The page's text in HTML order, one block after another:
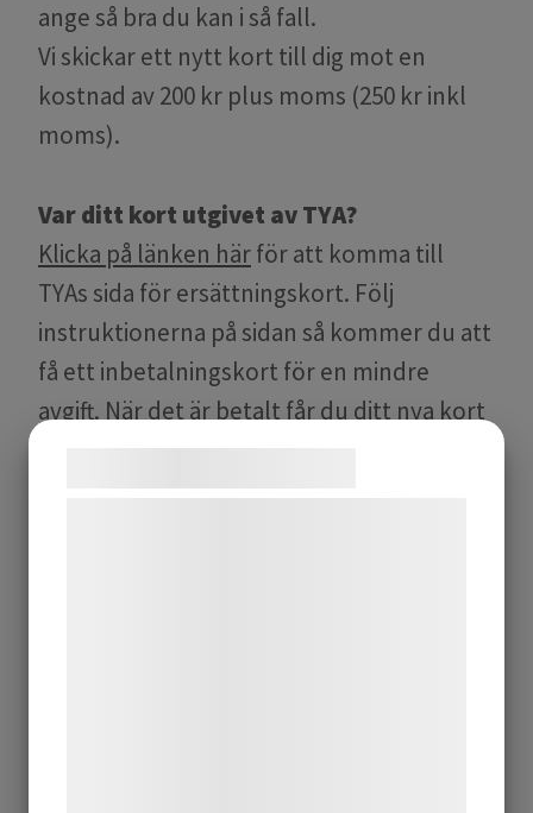
ange så bra du kan i så fall.
Vi skickar ett nytt kort till dig mot en
kostnad av 200 kr plus moms (250 kr inkl
moms).
Var ditt kort utgivet av TYA?
Klicka på länken härför att komma till
TYAs sida för ersättningskort. Följ
instruktionerna på sidan så kommer du att
få ett inbetalningskort för en mindre
avgift. När det är betalt får du ditt nya kort